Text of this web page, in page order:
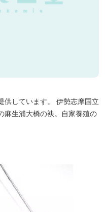
供しています。 伊勢志摩国立
麻生浦大橋の袂。自家養殖の